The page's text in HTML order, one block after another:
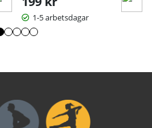
1-5 arbetsdagar